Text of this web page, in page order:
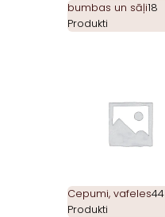
bumbas un sāļi18
Produkti
Cepumi, vafeles44
Produkti